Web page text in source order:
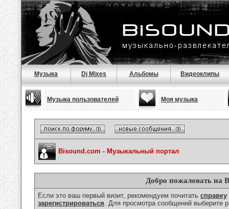
Музыка Dj Mixes Альбомы Видеоклипы
Музыка пользователей Моя музыка
Bisound.com - Музыкальный портал
Добро пожаловать на
Если это ваш первый визит, рекомендуем почитать справку
зарегистрироваться. Для просмотра сообщений выберите